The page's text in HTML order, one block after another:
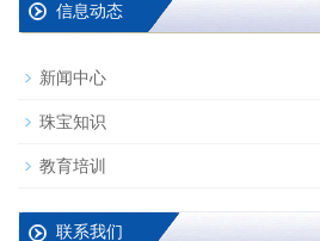
信息动态
新闻中心
珠宝知识
教育培训
联系我们